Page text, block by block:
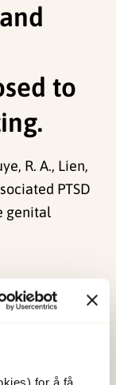
for å få
to
R. A., Lien,
PTSD
genital